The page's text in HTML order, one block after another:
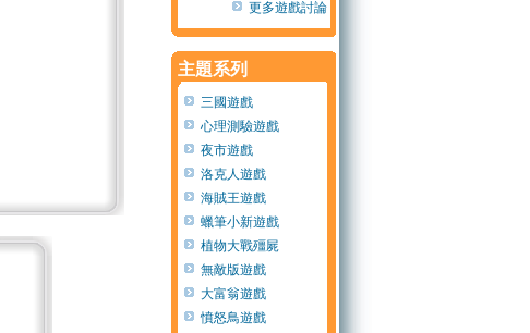
更多遊戲討論
主題系列
三國遊戲
心理測驗遊戲
夜市遊戲
洛克人遊戲
海賊王遊戲
蠟筆小新遊戲
植物大戰殭屍
無敵版遊戲
大富翁遊戲
憤怒鳥遊戲